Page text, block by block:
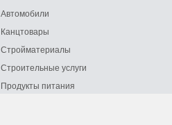
Автомобили
Канцтовары
Стройматериалы
Строительные услуги
Продукты питания